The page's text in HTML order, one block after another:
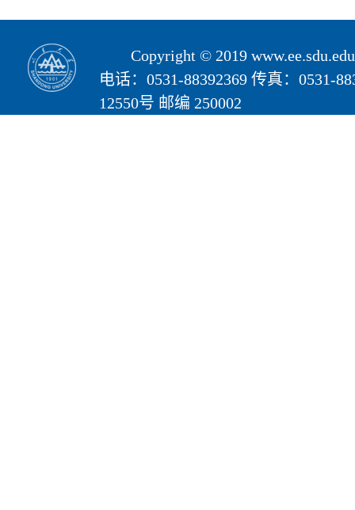
Copyright © 2019
电话：0531-88392369 传真：0531-
12550号 邮编 250002